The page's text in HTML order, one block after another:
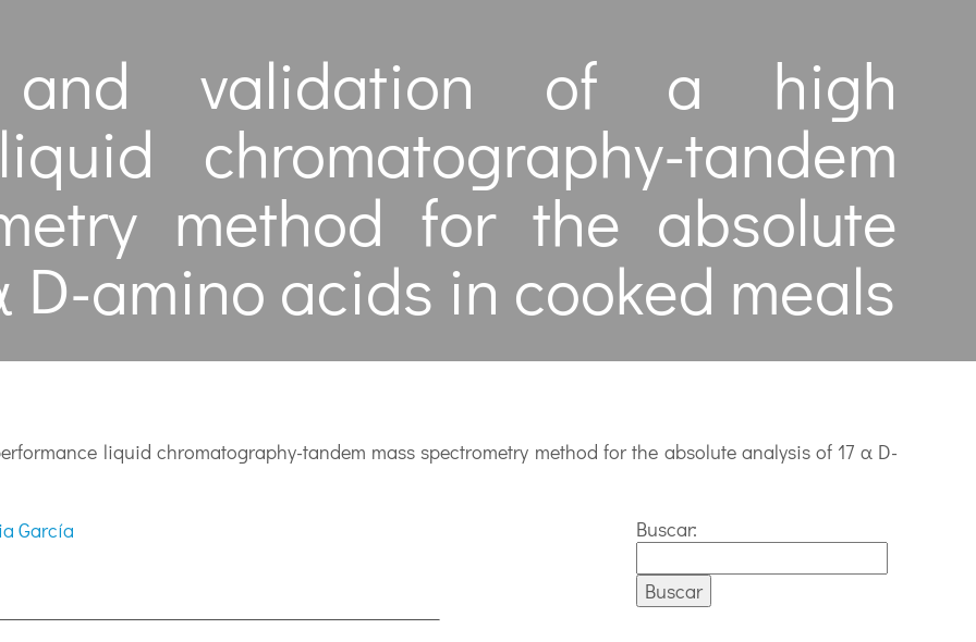
and validation of a high
chromatography-tandem
method for the absolute
D-amino acids in cooked meals
liquid chromatography-tandem mass spectrometry method for the absolute analysis of 17 α D-
García Buscar: